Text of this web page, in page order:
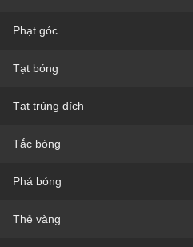
Phạt góc
Tạt bóng
Tạt trúng đích
Tắc bóng
Phá bóng
Thẻ vàng